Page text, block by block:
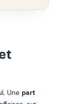
Une part